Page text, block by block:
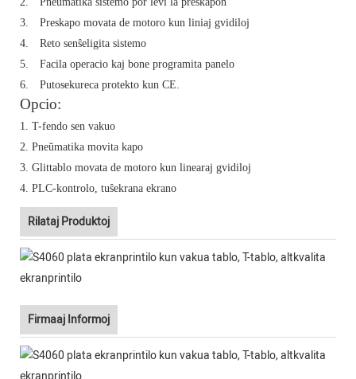
3.
Preskapo movata de motoro kun liniaj gvidiloj
4.
Reto senŝeligita sistemo
5.
Facila operacio kaj bone programita panelo
6.
Putosekureca protekto kun CE.
Opcio:
1. T-fendo sen vakuo
2. Pneŭmatika movita kapo
3. Glittablo movata de motoro kun linearaj gvidiloj
4. PLC-kontrolo, tuŝekrana ekrano
Rilataj Produktoj
Firmaaj Informoj